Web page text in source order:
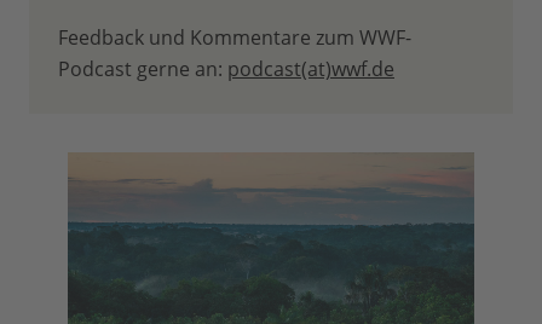
Feedback und Kommentare zum WWF-
Podcast gerne an: podcast(at)wwf.de